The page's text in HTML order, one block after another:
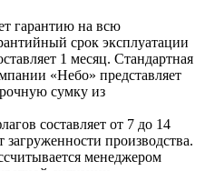
гарантию на всю
срок эксплуатации
1 месяц. Стандартная
«Небо» представляет
сумку из
составляет от 7 до 14
производства.
менеджером